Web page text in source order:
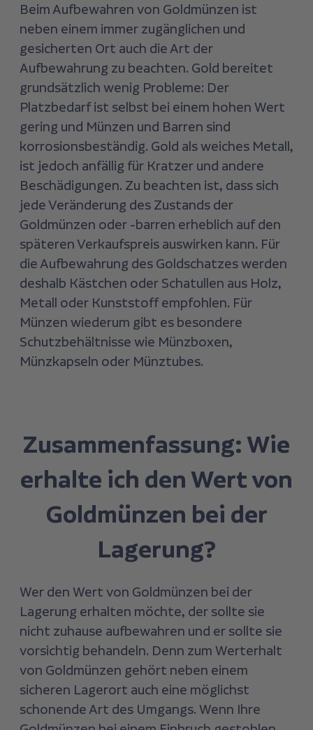
Beim Aufbewahren von Goldmünzen ist
neben einem immer zugänglichen und
gesicherten Ort auch die Art der
Aufbewahrung zu beachten. Gold bereitet
grundsätzlich wenig Probleme: Der
Platzbedarf ist selbst bei einem hohen Wert
gering und Münzen und Barren sind
korrosionsbeständig. Gold als weiches Metall,
ist jedoch anfällig für Kratzer und andere
Beschädigungen. Zu beachten ist, dass sich
jede Veränderung des Zustands der
Goldmünzen oder -barren erheblich auf den
späteren Verkaufspreis auswirken kann. Für
die Aufbewahrung des Goldschatzes werden
deshalb Kästchen oder Schatullen aus Holz,
Metall oder Kunststoff empfohlen. Für
Münzen wiederum gibt es besondere
Schutzbehältnisse wie Münzboxen,
Münzkapseln oder Münztubes.
Zusammenfassung: Wie
erhalte ich den Wert von
Goldmünzen bei der
Lagerung?
Wer den Wert von Goldmünzen bei der
Lagerung erhalten möchte, der sollte sie
nicht zuhause aufbewahren und er sollte sie
vorsichtig behandeln. Denn zum Werterhalt
von Goldmünzen gehört neben einem
sicheren Lagerort auch eine möglichst
schonende Art des Umgangs. Wenn Ihre